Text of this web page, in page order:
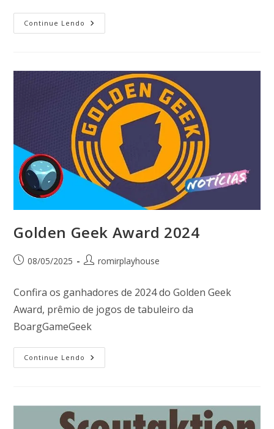
Continue Lendo
Golden Geek Award 2024
08/05/2025 romirplayhouse
Confira os ganhadores de 2024 do Golden Geek
Award, prêmio de jogos de tabuleiro da
BoargGameGeek
Continue Lendo